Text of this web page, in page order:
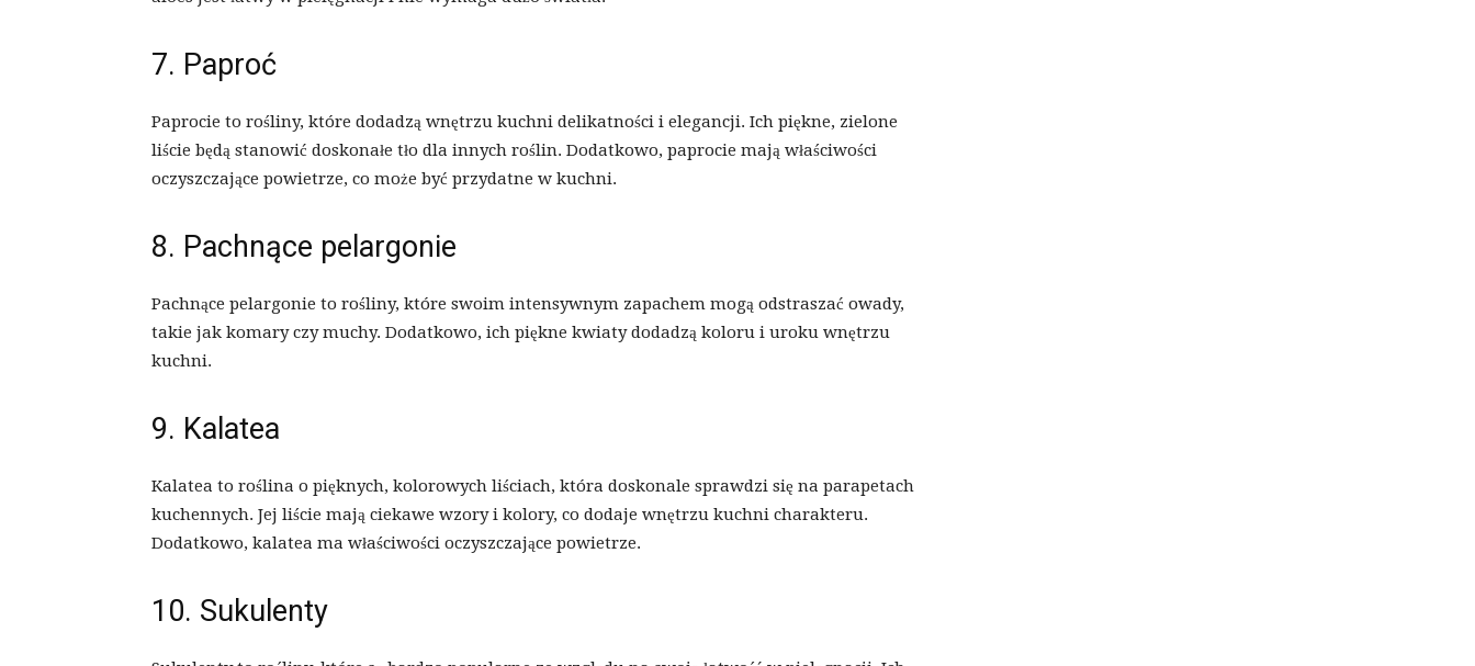
7. Paproć
Paprocie to rośliny, które dodadzą wnętrzu kuchni delikatności i elegancji. Ich piękne, zielone
liście będą stanowić doskonałe tło dla innych roślin. Dodatkowo, paprocie mają właściwości
oczyszczające powietrze, co może być przydatne w kuchni.
8. Pachnące pelargonie
Pachnące pelargonie to rośliny, które swoim intensywnym zapachem mogą odstraszać owady,
takie jak komary czy muchy. Dodatkowo, ich piękne kwiaty dodadzą koloru i uroku wnętrzu
kuchni.
9. Kalatea
Kalatea to roślina o pięknych, kolorowych liściach, która doskonale sprawdzi się na parapetach
kuchennych. Jej liście mają ciekawe wzory i kolory, co dodaje wnętrzu kuchni charakteru.
Dodatkowo, kalatea ma właściwości oczyszczające powietrze.
10. Sukulenty